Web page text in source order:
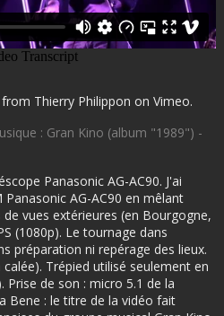
from Thierry Philippon on Vimeo.
: Gran Kino (album "1989") -
Panasonic AG-AC90. J'ai
AG-AC90 en mêlant
vues extérieures (en Bourgogne,
(1080p). Le tournage dans
préparation ni repérage des lieux.
Trépied utilisé seulement en
Prise de son : micro 5.1 de la
Bene : le titre de la vidéo fait